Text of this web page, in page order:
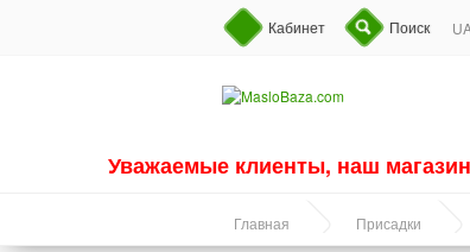
Кабинет Поиск
Уважаемые клиенты, наш
Главная Присадки